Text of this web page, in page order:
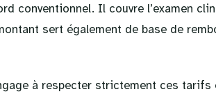
conventionnel. Il couvre l’examen
sert également de base de
à respecter strictement ces